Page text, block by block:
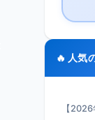
🔥 人気
【